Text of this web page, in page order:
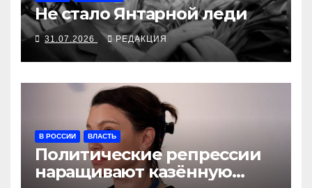
Не стало Янтарной леди
31.07.2026 РЕДАКЦИЯ
В РОССИИ ВЛАСТЬ
Политические репрессии
наращивают казённую